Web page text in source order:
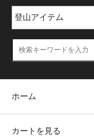
ホーム
カートを見る